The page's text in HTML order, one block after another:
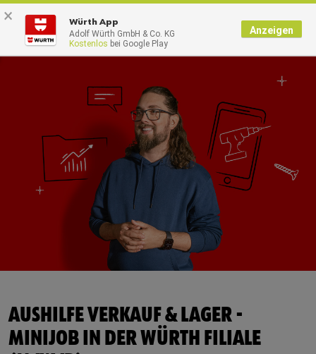
AUSHILFE VERKAUF & LAGER -
MINIJOB IN DER WÜRTH FILIALE
× Würth App
Adolf Würth GmbH & Co. KG
Kostenlos bei Google Play
Anzeigen